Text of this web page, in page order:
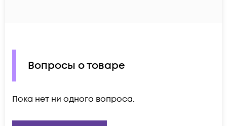
Вопросы о товаре
Пока нет ни одного вопроса.